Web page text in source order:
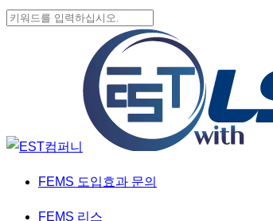
Skip
FEMS 도입효과 문의
Menu
FEMS 리스